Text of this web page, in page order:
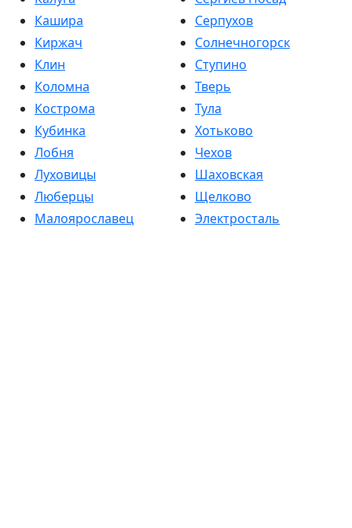
Кашира
Киржач
Клин
Коломна
Кострома
Кубинка
Лобня
Луховицы
Люберцы
Малоярославец
Серпухов
Солнечногорск
Ступино
Тверь
Тула
Хотьково
Чехов
Шаховская
Щелково
Электросталь